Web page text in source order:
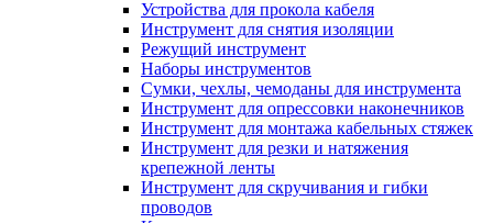
Устройства для прокола кабеля
Инструмент для снятия изоляции
Режущий инструмент
Наборы инструментов
Сумки, чехлы, чемоданы для инструмента
Инструмент для опрессовки наконечников
Инструмент для монтажа кабельных стяжек
Инструмент для резки и натяжения
крепежной ленты
Инструмент для скручивания и гибки
проводов